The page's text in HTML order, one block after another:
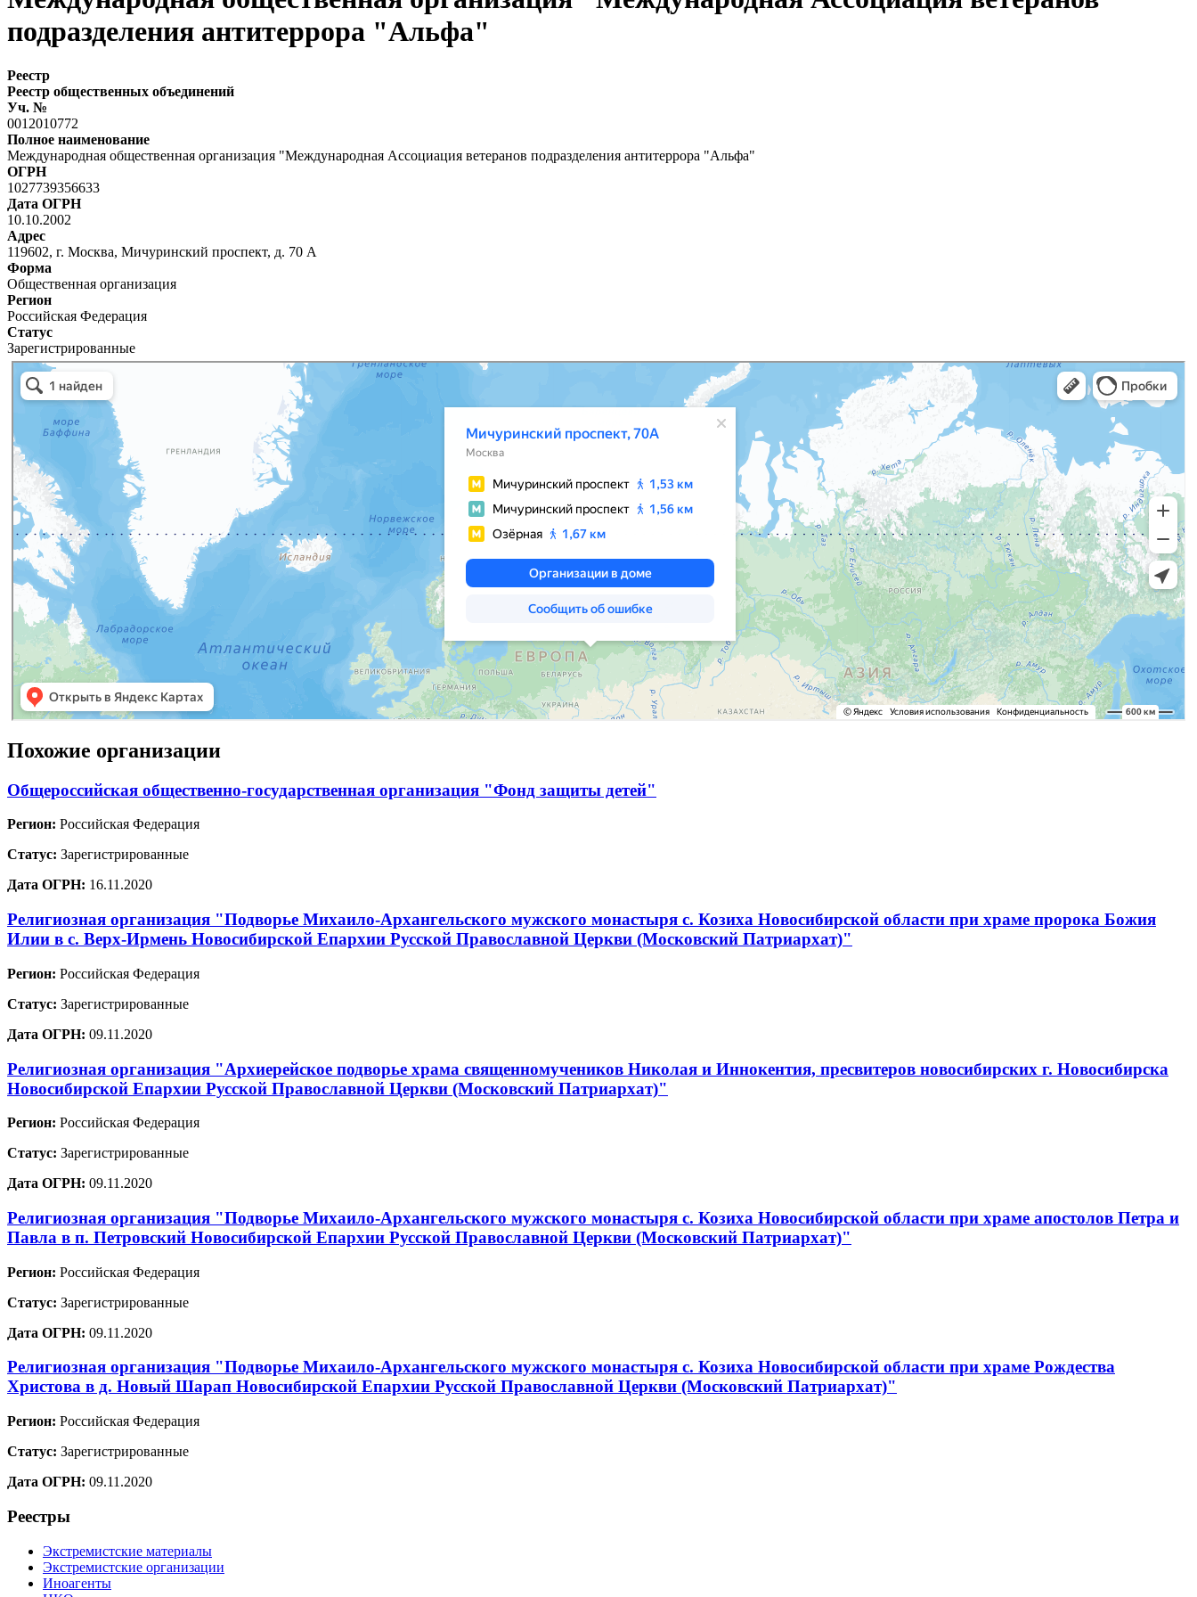
подразделения антитеррора "Альфа"
Реестр
Реестр общественных объединений
Уч. №
0012010772
Полное наименование
Международная общественная организация "Международная Ассоциация ветеранов подразделения антитеррора "Альфа"
ОГРН
1027739356633
Дата ОГРН
10.10.2002
Адрес
119602, г. Москва, Мичуринский проспект, д. 70 А
Форма
Общественная организация
Регион
Российская Федерация
Статус
Зарегистрированные
Похожие организации
Общероссийская общественно-государственная организация "Фонд защиты детей"
Регион: Российская Федерация
Статус: Зарегистрированные
Дата ОГРН: 16.11.2020
Религиозная организация "Подворье Михаило-Архангельского мужского монастыря с. Козиха Новосибирской области при храме пророка Божия
Илии в с. Верх-Ирмень Новосибирской Епархии Русской Православной Церкви (Московский Патриархат)"
Регион: Российская Федерация
Статус: Зарегистрированные
Дата ОГРН: 09.11.2020
Религиозная организация "Архиерейское подворье храма священномучеников Николая и Иннокентия, пресвитеров новосибирских г. Новосибирска
Новосибирской Епархии Русской Православной Церкви (Московский Патриархат)"
Регион: Российская Федерация
Статус: Зарегистрированные
Дата ОГРН: 09.11.2020
Религиозная организация "Подворье Михаило-Архангельского мужского монастыря с. Козиха Новосибирской области при храме апостолов Петра и
Павла в п. Петровский Новосибирской Епархии Русской Православной Церкви (Московский Патриархат)"
Регион: Российская Федерация
Статус: Зарегистрированные
Дата ОГРН: 09.11.2020
Религиозная организация "Подворье Михаило-Архангельского мужского монастыря с. Козиха Новосибирской области при храме Рождества
Христова в д. Новый Шарап Новосибирской Епархии Русской Православной Церкви (Московский Патриархат)"
Регион: Российская Федерация
Статус: Зарегистрированные
Дата ОГРН: 09.11.2020
Реестры
Экстремистские материалы
Экстремистские организации
Иноагенты